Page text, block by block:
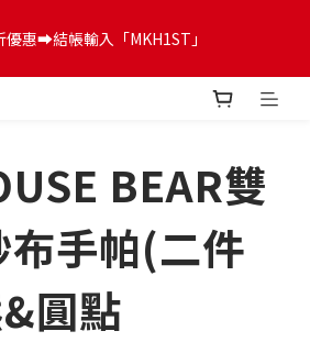
💌】
優惠➡️結帳輸入「MKH1ST」
【滿$3,000，送$300 (最高回饋$1,200)
BEAR雙
手帕(二件
圓點